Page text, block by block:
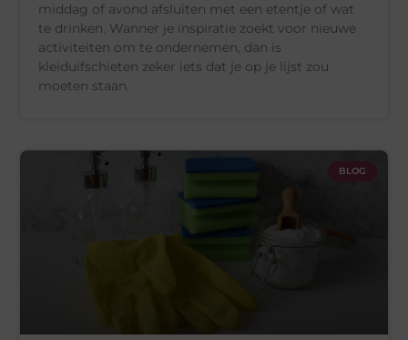
middag of avond afsluiten met een etentje of wat
te drinken. Wanner je inspiratie zoekt voor nieuwe
activiteiten om te ondernemen, dan is
kleiduifschieten zeker iets dat je op je lijst zou
moeten staan.
BLOG